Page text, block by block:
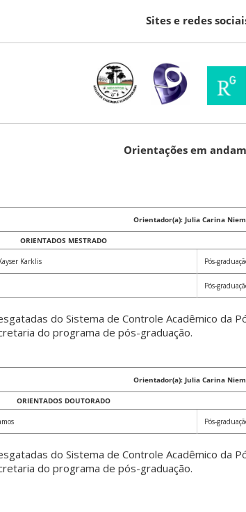
Sites e redes
Orientações em
Orientador(a): Julia Carina
ORIENTADOS MESTRADO
Karklis Pós-
Pós-
do Sistema de Controle Acadêmico da
do programa de pós-graduação.
Orientador(a): Julia Carina
ORIENTADOS DOUTORADO
Pós-
do Sistema de Controle Acadêmico da
do programa de pós-graduação.